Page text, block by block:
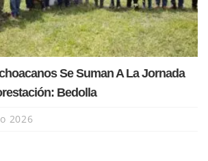
Se Suman A La Jornada
Bedolla
2026